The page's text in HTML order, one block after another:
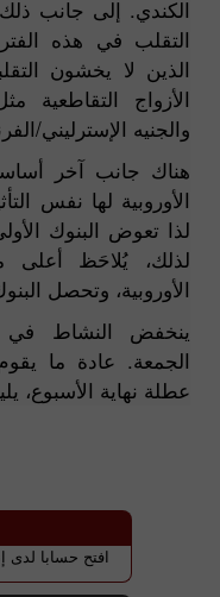
الكندي. إلى جانب
التقلب في هذه
الذين لا يخشون
الأزواج التقاطعية
والجنيه الإسترليني/
هناك جانب آخر
الأوروبية لها نفس
لذا تعوض البنوك
لذلك، يُلاحَظ أعلى
الأوروبية، وتحصل
ينخفض النشاط في
الجمعة. عادة ما
عطلة نهاية الأسبوع،
افتح حسابا